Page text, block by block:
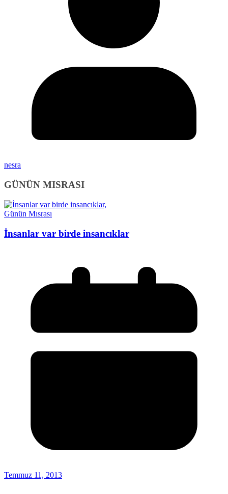
nesra
GÜNÜN MISRASI
Günün Mısrası
İnsanlar var birde insancıklar
Temmuz 11, 2013